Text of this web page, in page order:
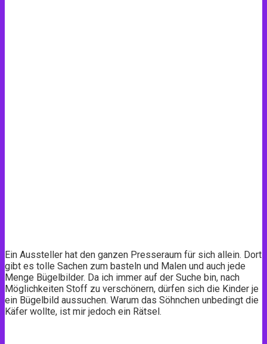
Ein Aussteller hat den ganzen Presseraum für sich allein. Dort
gibt es tolle Sachen zum basteln und Malen und auch jede
Menge Bügelbilder. Da ich immer auf der Suche bin, nach
Möglichkeiten Stoff zu verschönern, dürfen sich die Kinder je
ein Bügelbild aussuchen. Warum das Söhnchen unbedingt die
Käfer wollte, ist mir jedoch ein Rätsel.